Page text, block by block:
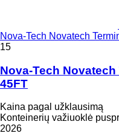
Nova-Tech Novatech
15
Nova-Tech
45FT
Kaina pagal užklausimą
Konteinerių važiuoklė
2026